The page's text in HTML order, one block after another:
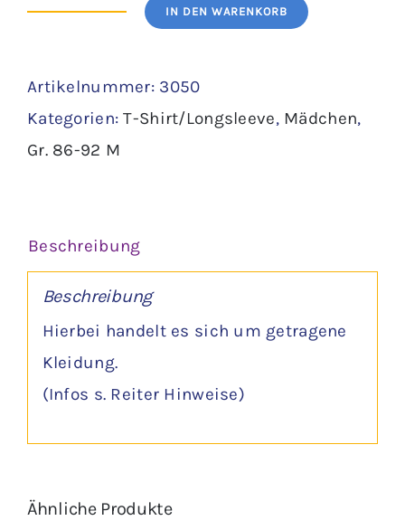
92
-
Disney
IN DEN WARENKORB
Artikelnummer: 3050
Kategorien:T-Shirt/Longsleeve, Mädchen,
Gr. 86-92 M
Beschreibung
Beschreibung
Hierbei handelt es sich um getragene
Kleidung.
(Infos s. Reiter Hinweise)
Ähnliche Produkte